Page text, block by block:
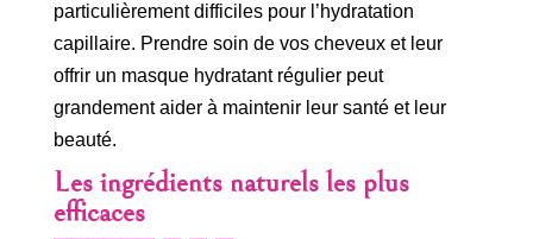
particulièrement difficiles pour l’hydratation
capillaire. Prendre soin de vos cheveux et leur
offrir un masque hydratant régulier peut
grandement aider à maintenir leur santé et leur
beauté.
Les ingrédients naturels les plus
efficaces